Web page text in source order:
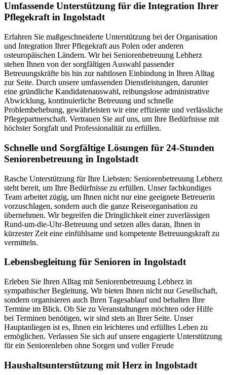
Umfassende Unterstützung für die Integration Ihrer
Pflegekraft in Ingolstadt
Erfahren Sie maßgeschneiderte Unterstützung bei der Organisation
und Integration Ihrer Pflegekraft aus Polen oder anderen
osteuropäischen Ländern. Wir bei Seniorenbetreuung Lebherz
stehen Ihnen von der sorgfältigen Auswahl passender
Betreuungskräfte bis hin zur nahtlosen Einbindung in Ihren Alltag
zur Seite. Durch unsere umfassenden Dienstleistungen, darunter
eine gründliche Kandidatenauswahl, reibungslose administrative
Abwicklung, kontinuierliche Betreuung und schnelle
Problembehebung, gewährleisten wir eine effiziente und verlässliche
Pflegepartnerschaft. Vertrauen Sie auf uns, um Ihre Bedürfnisse mit
höchster Sorgfalt und Professionalität zu erfüllen.
Schnelle und Sorgfältige Lösungen für 24-Stunden
Seniorenbetreuung in Ingolstadt
Rasche Unterstützung für Ihre Liebsten: Seniorenbetreuung Lebherz
steht bereit, um Ihre Bedürfnisse zu erfüllen. Unser fachkundiges
Team arbeitet zügig, um Ihnen nicht nur eine geeignete Betreuerin
vorzuschlagen, sondern auch die ganze Reiseorganisation zu
übernehmen. Wir begreifen die Dringlichkeit einer zuverlässigen
Rund-um-die-Uhr-Betreuung und setzen alles daran, Ihnen in
kürzester Zeit eine einfühlsame und kompetente Betreuungskraft zu
vermitteln.
Lebensbegleitung für Senioren in Ingolstadt
Erleben Sie Ihren Alltag mit Seniorenbetreuung Lebherz in
sympathischer Begleitung. Wir bieten Ihnen nicht nur Gesellschaft,
sondern organisieren auch Ihren Tagesablauf und behalten Ihre
Termine im Blick. Ob Sie zu Veranstaltungen möchten oder Hilfe
bei Terminen benötigen, wir sind stets an Ihrer Seite. Unser
Hauptanliegen ist es, Ihnen ein leichteres und erfülltes Leben zu
ermöglichen. Verlassen Sie sich auf unsere engagierte Unterstützung
für ein Seniorenleben ohne Sorgen und voller Freude
Haushalts­unterstützung mit Herz in Ingolstadt